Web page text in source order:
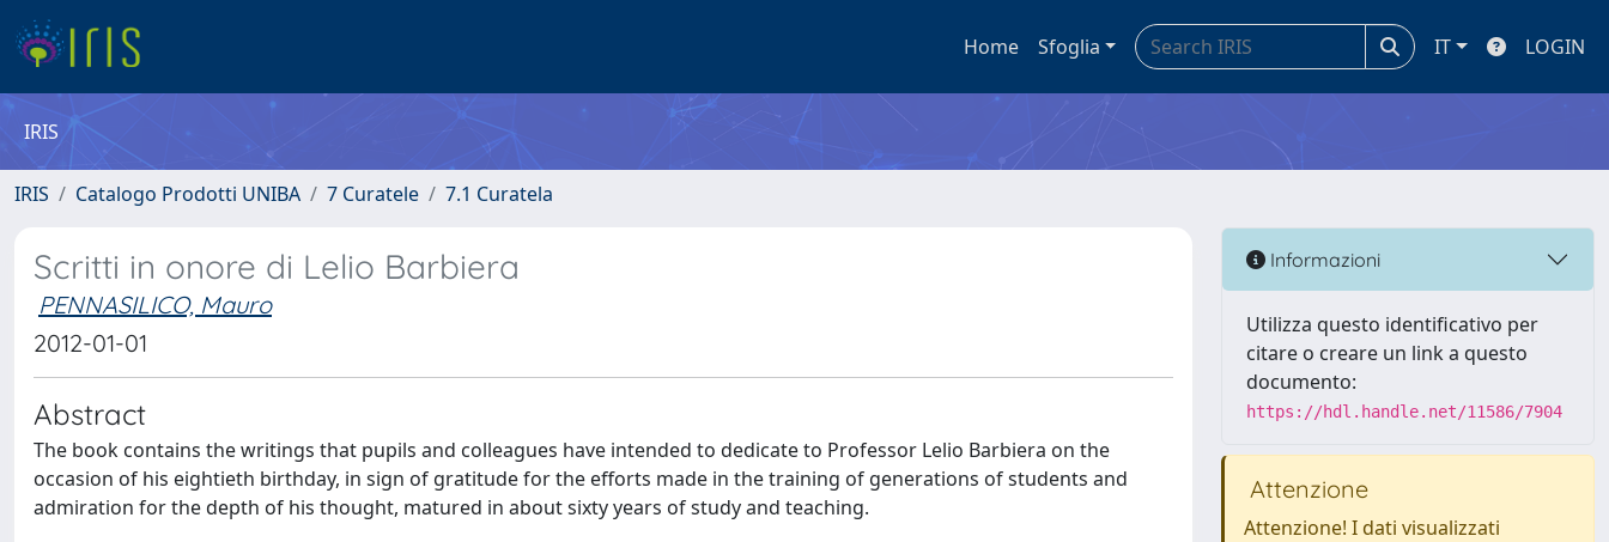
Home Sfoglia IT LOGIN
IRIS
IRIS Catalogo Prodotti UNIBA 7 Curatele 7.1 Curatela
Scritti in onore di Lelio Barbiera
PENNASILICO, Mauro
2012-01-01
Abstract
The book contains the writings that pupils and colleagues have intended to dedicate to Professor Lelio Barbiera on the
occasion of his eightieth birthday, in sign of gratitude for the efforts made in the training of generations of students and
admiration for the depth of his thought, matured in about sixty years of study and teaching.
Informazioni
Utilizza questo identificativo per
citare o creare un link a questo
documento:
https://hdl.handle.net/11586/7904
Attenzione
Attenzione! I dati visualizzati